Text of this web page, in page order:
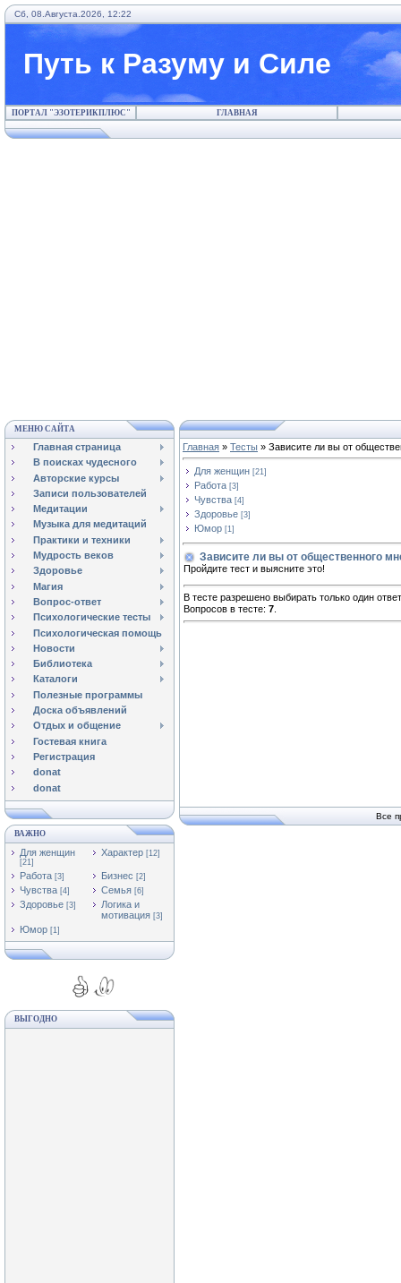
Сб, 08.Августа.2026, 12:22
Путь к Разуму и Силе
ПОРТАЛ "ЭЗОТЕРИКПЛЮС" ГЛАВНАЯ
МЕНЮ САЙТА
Главная страница
В поисках чудесного
Авторские курсы
Записи пользователей
Медитации
Музыка для медитаций
Практики и техники
Мудрость веков
Здоровье
Магия
Вопрос-ответ
Психологические тесты
Психологическая помощь
Новости
Библиотека
Каталоги
Полезные программы
Доска объявлений
Отдых и общение
Гостевая книга
Регистрация
donat
donat
ВАЖНО
Для женщин
[21]
Характер [12]
Работа [3] Бизнес [2]
Чувства [4] Семья [6]
Здоровье [3]
Логика и
мотивация [3]
Юмор [1]
ВЫГОДНО
Главная » Тесты » Зависите ли вы от
Для женщин [21]
Работа [3]
Чувства [4]
Здоровье [3]
Юмор [1]
Зависите ли вы от общественного
Пройдите тест и выясните это!
В тесте разрешено выбирать только один
Вопросов в тесте: 7
Все